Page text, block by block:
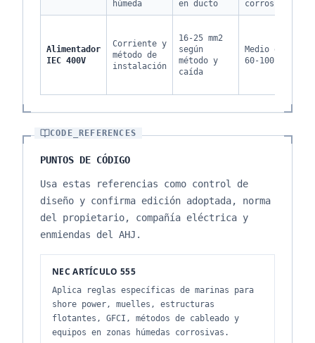
húmeda
en ducto
corrosión
Alimentador
IEC 400V
Corriente y
método de
instalación
16-25 mm2
según
método y
caída
Medio en
60-100 m
CODE_REFERENCES
PUNTOS DE CÓDIGO
Usa estas referencias como control de
diseño y confirma edición adoptada, norma
del propietario, compañía eléctrica y
enmiendas del AHJ.
NEC ARTÍCULO 555
Aplica reglas específicas de marinas para
shore power, muelles, estructuras
flotantes, GFCI, métodos de cableado y
equipos en zonas húmedas corrosivas.